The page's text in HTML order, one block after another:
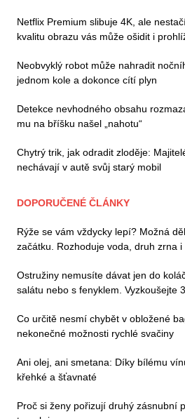
Netflix Premium slibuje 4K, ale
kvalitu obrazu vás může ošidit i
Neobvyklý robot může nahradit
jednom kole a dokonce cítí plyn
Detekce nevhodného obsahu
mu na bříšku našel „nahotu“
Chytrý trik, jak odradit zloděje:
nechávají v autě svůj starý mobil
DOPORUČENÉ ČLÁNKY
Rýže se vám vždycky lepí? Možná
začátku. Rozhoduje voda, druh zrna i
Ostružiny nemusíte dávat jen do
salátu nebo s fenyklem. Vyzkoušejte
Co určitě nesmí chybět v obložené
nekonečné možnosti rychlé svačiny
Ani olej, ani smetana: Díky bílému
křehké a šťavnaté
Proč si ženy pořizují druhý zásnubní